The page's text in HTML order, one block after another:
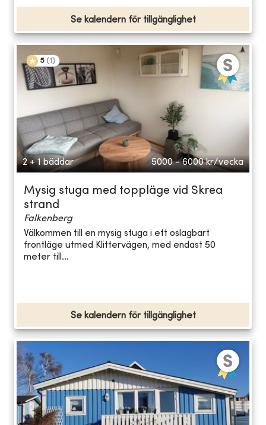
Se kalendern för tillgänglighet
5 (1 )
2 + 1 bäddar 5000 - 6000 kr/vecka
Mysig stuga med toppläge vid Skrea
strand
Falkenberg
Välkommen till en mysig stuga i ett oslagbart
frontläge utmed Klittervägen, med endast 50
meter till...
Se kalendern för tillgänglighet